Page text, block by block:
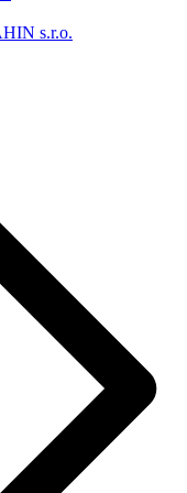
s.r.o.